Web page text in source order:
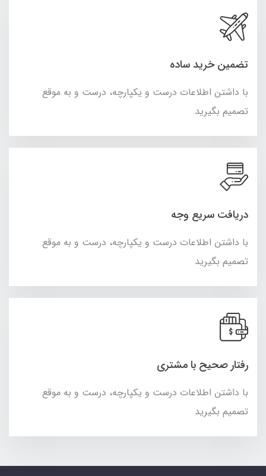
تضمین خرید ساده
با داشتن اطلاعات درست و یکپارچه، درست و به موقع
تصمیم بگیرید
دریافت سریع وجه
با داشتن اطلاعات درست و یکپارچه، درست و به موقع
تصمیم بگیرید
رفتار صحیح با مشتری
با داشتن اطلاعات درست و یکپارچه، درست و به موقع
تصمیم بگیرید